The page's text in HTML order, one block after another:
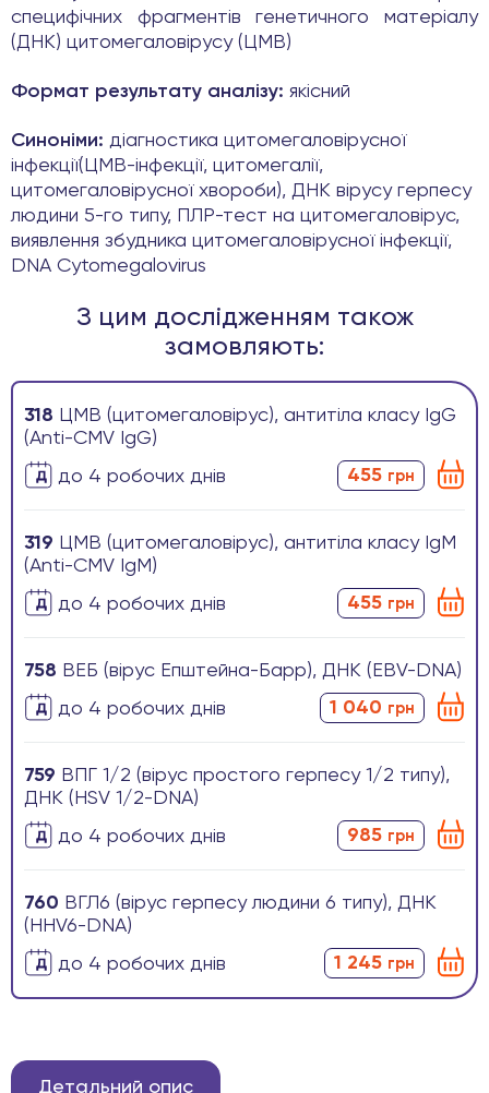
специфічних фрагментів генетичного матеріалу
(ДНК) цитомегаловірусу (ЦМВ)
Формат результату аналізу: якісний
Синоніми: діагностика цитомегаловірусної
інфекції(ЦМВ-інфекції, цитомегалії,
цитомегаловірусної хвороби), ДНК вірусу герпесу
людини 5-го типу, ПЛР-тест на цитомегаловірус,
виявлення збудника цитомегаловірусної інфекції,
DNA Cytomegalovirus
З цим дослідженням також
замовляють:
318 ЦМВ (цитомегаловірус), антитіла класу IgG
(Anti-CMV IgG)
до 4 робочих днів
455 грн
319 ЦМВ (цитомегаловірус), антитіла класу IgM
(Anti-CMV IgM)
до 4 робочих днів
455 грн
758 ВЕБ (вірус Епштейна-Барр), ДНК (EBV-DNA)
до 4 робочих днів
1 040 грн
759 ВПГ 1/2 (вірус простого герпесу 1/2 типу),
ДНК (HSV 1/2-DNA)
до 4 робочих днів
985 грн
760 ВГЛ6 (вірус герпесу людини 6 типу), ДНК
(HHV6-DNA)
до 4 робочих днів
1 245 грн
Детальний опис